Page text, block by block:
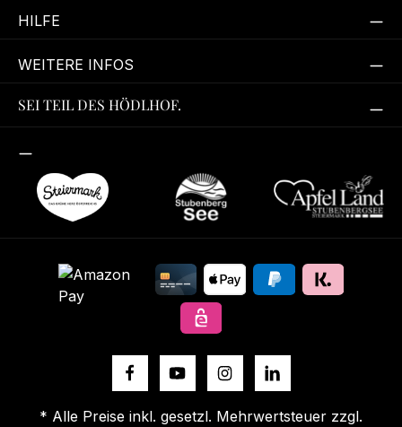
HILFE
WEITERE INFOS
SEI TEIL DES HÖDLHOF.
* Alle Preise inkl. gesetzl. Mehrwertsteuer zzgl.